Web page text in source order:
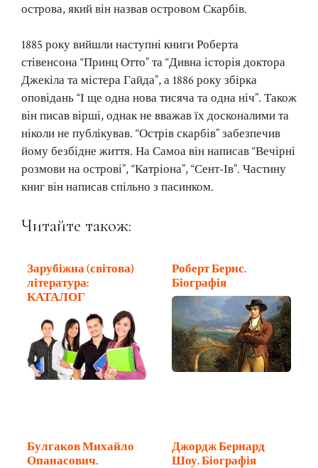
острова, який він назвав островом Скарбів.
1885 року вийшли наступні книги Роберта
стівенсона “Принц Отто” та “Дивна історія доктора
Джекіла та містера Гайда”, а 1886 року збірка
оповідань “І ще одна нова тисяча та одна ніч”. Також
він писав вірші, однак не вважав їх досконалими та
ніколи не публікував. “Острів скарбів” забезпечив
йому безбідне життя. На Самоа він написав “Вечірні
розмови на острові”, “Катріона”, “Сент-Ів”. Частину
книг він написав спільно з пасинком.
Читайте також:
Зарубіжна (світова)
література:
КАТАЛОГ
Роберт Бернс.
Біографія
Булгаков Михайло
Опанасович.
Джордж Бернард
Шоу. Біографія